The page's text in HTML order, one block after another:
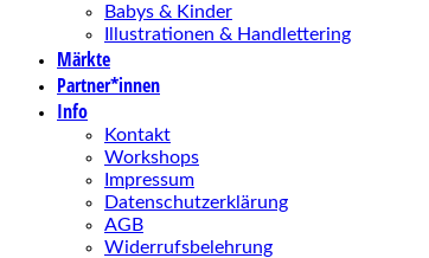
Babys & Kinder
Illustrationen & Handlettering
Märkte
Partner*innen
Info
Kontakt
Workshops
Impressum
Datenschutzerklärung
AGB
Widerrufsbelehrung